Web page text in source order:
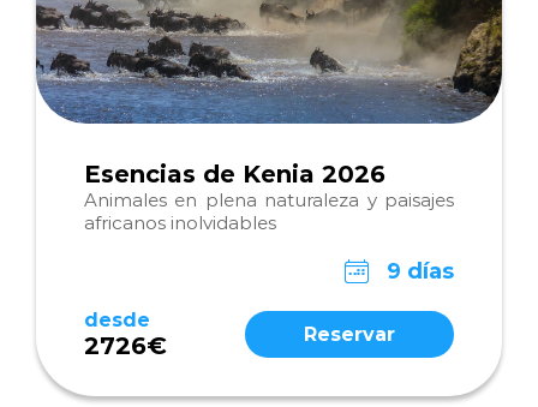
Esencias de Kenia 2026
Animales en plena naturaleza y paisajes
africanos inolvidables
9 días
desde
2726€ Reservar